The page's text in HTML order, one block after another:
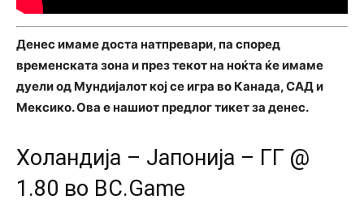
Денес имаме доста натпревари, па според
временската зона и през текот на ноќта ќе имаме
дуели од Мундијалот кој се игра во Канада, САД и
Мексико. Ова е нашиот предлог тикет за денес.
Холандија – Јапонија – ГГ @
1.80 во BC.Game